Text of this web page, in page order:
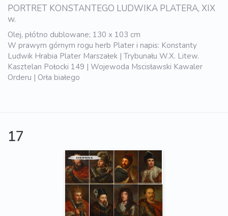
PORTRET KONSTANTEGO LUDWIKA PLATERA, XIX
w.
Olej, płótno dublowane; 130 x 103 cm
W prawym górnym rogu herb Plater i napis: Konstanty
Ludwik Hrabia Plater Marszałek | Trybunału W.X. Litew.
Kasztelan Połocki 149 | Wojewoda Mscisławski Kawaler
Orderu | Orła białego
17